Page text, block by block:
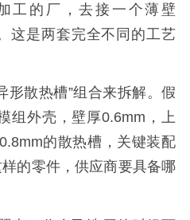
工的厂，去接一个薄壁
这是两套完全不同的工艺
形散热槽”组合来拆解。假
组外壳，壁厚0.6mm，上
的散热槽，关键装配
的零件，供应商要具备哪